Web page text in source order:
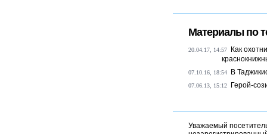
Материалы по
20.04.17, 14:57
Как
07.10.16, 18:54 В
07.06.13, 15:12 Герой-
Уважаемый